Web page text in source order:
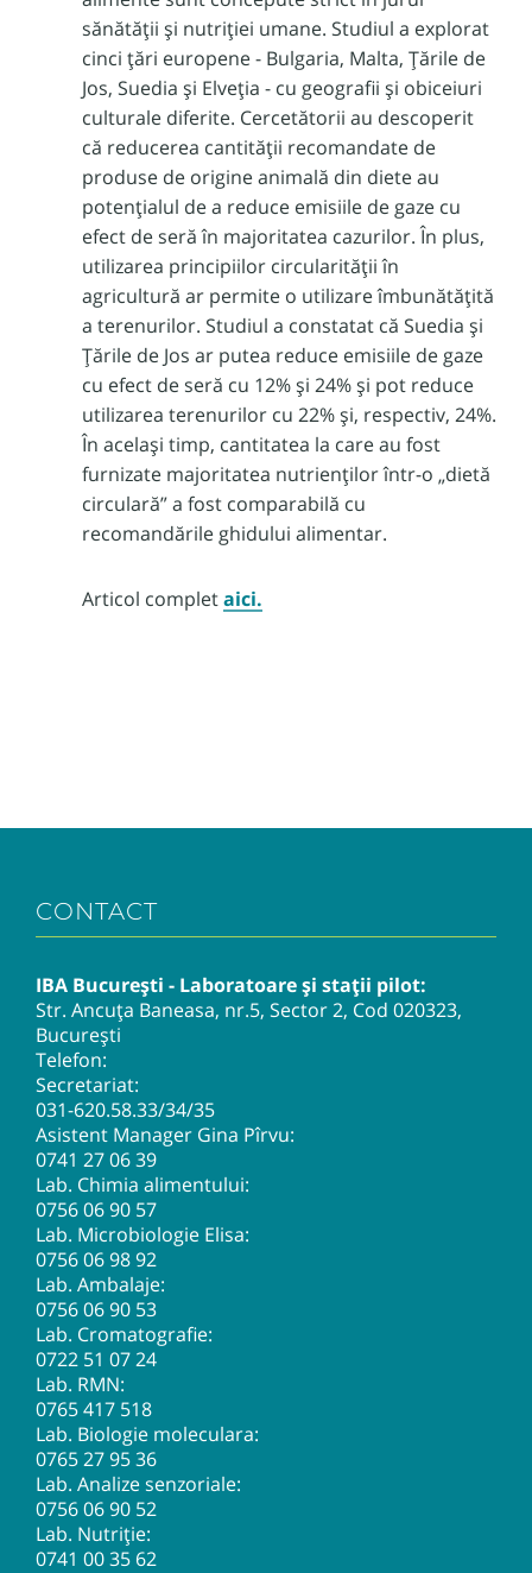
sănătății și nutriției umane. Studiul a explorat
cinci țări europene - Bulgaria, Malta, Țările de
Jos, Suedia și Elveția - cu geografii și obiceiuri
culturale diferite. Cercetătorii au descoperit
că reducerea cantității recomandate de
produse de origine animală din diete au
potențialul de a reduce emisiile de gaze cu
efect de seră în majoritatea cazurilor. În plus,
utilizarea principiilor circularității în
agricultură ar permite o utilizare îmbunătățită
a terenurilor. Studiul a constatat că Suedia și
Țările de Jos ar putea reduce emisiile de gaze
cu efect de seră cu 12% și 24% și pot reduce
utilizarea terenurilor cu 22% și, respectiv, 24%.
În același timp, cantitatea la care au fost
furnizate majoritatea nutrienților într-o „dietă
circulară” a fost comparabilă cu
recomandările ghidului alimentar.
Articol completaici.
CONTACT
IBA București - Laboratoare și stații pilot:
Str. Ancuța Baneasa, nr.5, Sector 2, Cod 020323,
București
Telefon:
Secretariat:
031-620.58.33/34/35
Asistent Manager Gina Pîrvu:
0741 27 06 39
Lab. Chimia alimentului:
0756 06 90 57
Lab. Microbiologie Elisa:
0756 06 98 92
Lab. Ambalaje:
0756 06 90 53
Lab. Cromatografie:
0722 51 07 24
Lab. RMN:
0765 417 518
Lab. Biologie moleculara:
0765 27 95 36
Lab. Analize senzoriale:
0756 06 90 52
Lab. Nutriție:
0741 00 35 62